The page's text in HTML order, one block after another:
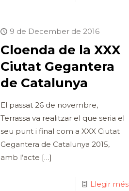
9 de December de 2016
Cloenda de la XXX
Ciutat Gegantera
de Catalunya
El passat 26 de novembre,
Terrassa va realitzar el que seria el
seu punt i final com a XXX Ciutat
Gegantera de Catalunya 2015,
amb l’acte […]
Llegir més